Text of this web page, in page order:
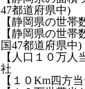
47都道府県中)
【静岡県の世帯
【静岡県の世帯
国47都道府県中)
【人口１０万人
社
【１０Km四方